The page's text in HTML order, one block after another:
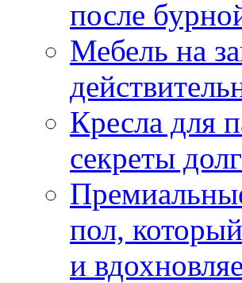
после
Мебель на
Кресла для
секреты
пол,
и